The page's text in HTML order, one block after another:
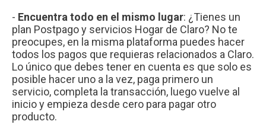
- Encuentra todo en el mismo lugar: ¿Tienes un
plan Postpago y servicios Hogar de Claro? No te
preocupes, en la misma plataforma puedes hacer
todos los pagos que requieras relacionados a Claro.
Lo único que debes tener en cuenta es que solo es
posible hacer uno a la vez, paga primero un
servicio, completa la transacción, luego vuelve al
inicio y empieza desde cero para pagar otro
producto.